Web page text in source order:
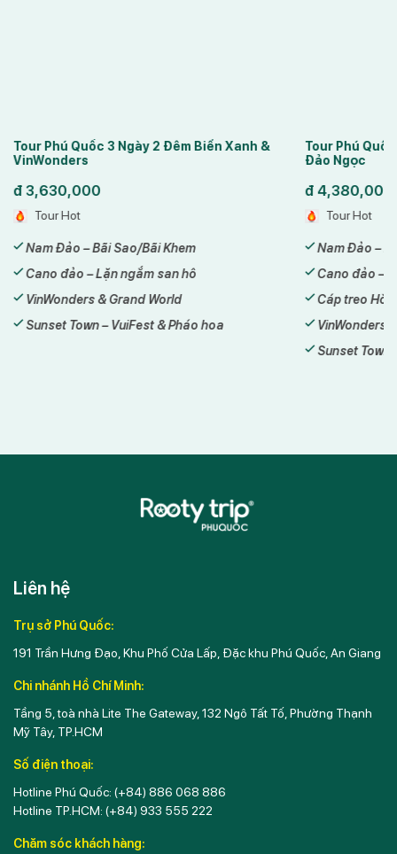
Tour Phú Quốc 3 Ngày 2 Đêm Biển Xanh &
VinWonders
đ 3,630,000
Tour Hot
Nam Đảo – Bãi Sao/Bãi Khem
Cano đảo – Lặn ngắm san hô
VinWonders & Grand World
Sunset Town – VuiFest & Pháo hoa
Tour Phú
Đảo Ngọc
đ 4,380,000
Tour Hot
Nam Đảo –
Cano đảo –
Cáp treo
VinWonders
Sunset Town
Liên hệ
Trụ sở Phú Quốc:
191 Trần Hưng Đạo, Khu Phố Cửa Lấp, Đặc khu Phú Quốc, An Giang
Chi nhánh Hồ Chí Minh:
Tầng 5, toà nhà Lite The Gateway, 132 Ngô Tất Tố, Phường Thạnh
Mỹ Tây, TP.HCM
Số điện thoại:
Hotline Phú Quốc: (+84) 886 068 886
Hotline TP.HCM: (+84) 933 555 222
Chăm sóc khách hàng: